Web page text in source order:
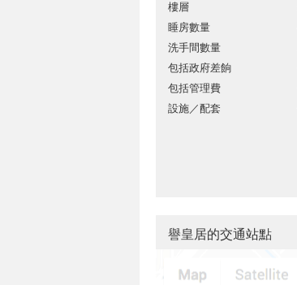
樓層
睡房數量
洗手間數量
包括政府差餉
包括管理費
設施／配套
譽皇居的交通站點